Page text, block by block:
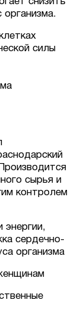
силы
сырья и
контролем
энергии,
сердечно-
организма